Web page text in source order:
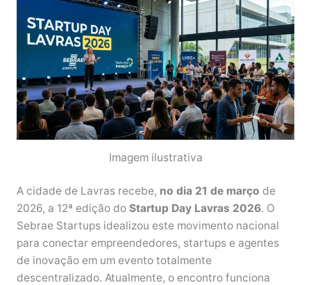
Imagem ilustrativa
A cidade de Lavras recebe, no dia 21 de março de
2026, a 12ª edição doStartup Day Lavras 2026. O
Sebrae Startups idealizou este movimento nacional
para conectar empreendedores, startups e agentes
de inovação em um evento totalmente
descentralizado. Atualmente, o encontro funciona